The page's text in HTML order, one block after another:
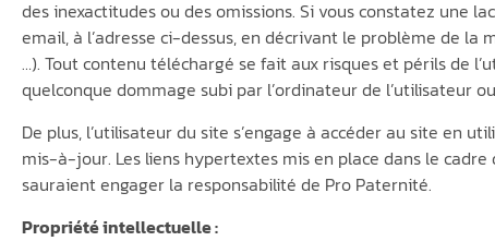
des inexactitudes ou des omissions. Si vous constatez une
email, à l’adresse ci-dessus, en décrivant le problème de
…). Tout contenu téléchargé se fait aux risques et périls de
quelconque dommage subi par l’ordinateur de l’utilisateur
De plus, l’utilisateur du site s’engage à accéder au site en
mis-à-jour. Les liens hypertextes mis en place dans le
sauraient engager la responsabilité de Pro Paternité.
Propriété intellectuelle :